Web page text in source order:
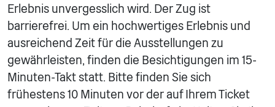
Erlebnis unvergesslich wird. Der Zug ist
barrierefrei. Um ein hochwertiges Erlebnis und
ausreichend Zeit für die Ausstellungen zu
gewährleisten, finden die Besichtigungen im 15-
Minuten-Takt statt. Bitte finden Sie sich
frühestens 10 Minuten vor der auf Ihrem Ticket